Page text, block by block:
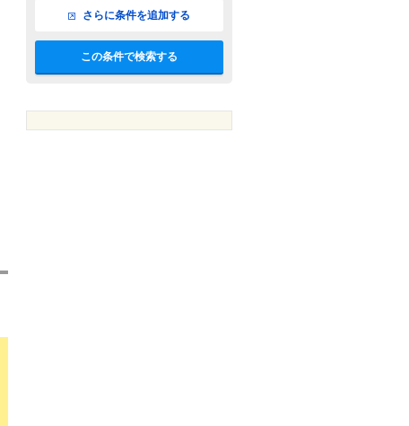
さらに条件を追加する
この条件で検索する